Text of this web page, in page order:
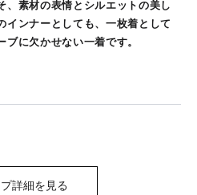
、素材の表情とシルエットの美し
インナーとしても、一枚着として
ブに欠かせない一着です。
詳細を見る